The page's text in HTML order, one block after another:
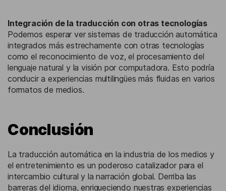
Integración de la traducción con otras tecnologías
Podemos esperar ver sistemas de traducción automática
integrados más estrechamente con otras tecnologías
como el reconocimiento de voz, el procesamiento del
lenguaje natural y la visión por computadora. Esto podría
conducir a experiencias multilingües más fluidas en varios
formatos de medios.
Conclusión
La traducción automática en la industria de los medios y
el entretenimiento es un poderoso catalizador para el
intercambio cultural y la narración global. Derriba las
barreras del idioma, enriqueciendo nuestras experiencias